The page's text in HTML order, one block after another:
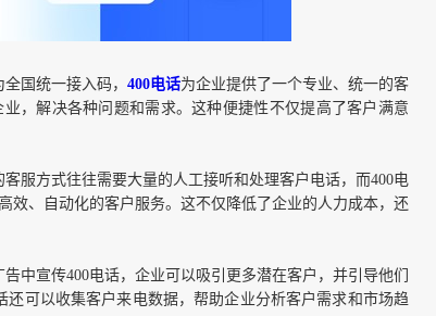
国统一接入码， 400电话为企业提供了一个专业、统一的客
，解决各种问题和需求。这种便捷性不仅提高了客户满意
服方式往往需要大量的人工接听和处理客户电话，而400电
效、自动化的客户服务。这不仅降低了企业的人力成本，还
中宣传400电话，企业可以吸引更多潜在客户，并引导他们
可以收集客户来电数据，帮助企业分析客户需求和市场趋